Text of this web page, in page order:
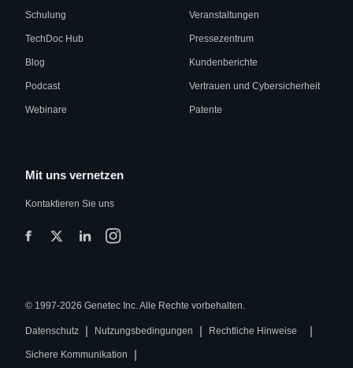
Schulung
TechDoc Hub
Blog
Podcast
Webinare
Veranstaltungen
Pressezentrum
Kundenberichte
Vertrauen und Cybersicherheit
Patente
Mit uns vernetzen
Kontaktieren Sie uns
© 1997-2026 Genetec Inc. Alle Rechte vorbehalten.
Datenschutz | Nutzungsbedingungen | Rechtliche Hinweise |
Sichere Kommunikation |